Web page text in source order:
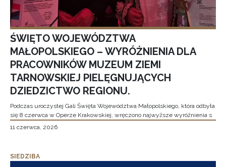
ŚWIĘTO WOJEWÓDZTWA
MAŁOPOLSKIEGO – WYRÓŻNIENIA DLA
PRACOWNIKÓW MUZEUM ZIEMI
TARNOWSKIEJ PIELĘGNUJĄCYCH
DZIEDZICTWO REGIONU.
Podczas uroczystej Gali Święta Województwa Małopolskiego, która odbyła
się 8 czerwca w Operze Krakowskiej, wręczono najwyższe wyróżnienia s
11 czerwca, 2026
SIEDZIBA